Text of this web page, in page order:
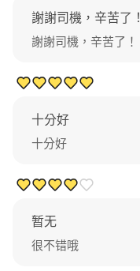
謝謝司機，辛苦了！
謝謝司機，辛苦了！
十分好
十分好
暂无
很不错哦